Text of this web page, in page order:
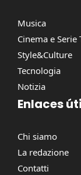
Musica
Cinema e Serie
Style&Culture
Tecnologia
Notizia
Enlaces
Chi siamo
La redazione
Contatti